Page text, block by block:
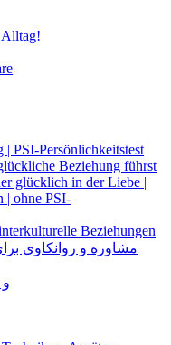
Alltag!
| PSI-Persönlichkeitstest
Beziehung führst
glücklich in der Liebe |
| ohne PSI-
Beziehungen